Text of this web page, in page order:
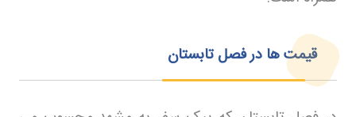
قیمت ها در فصل تابستان